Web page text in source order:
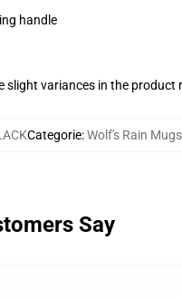
handle
slight variances in the product
Categorie:Wolf's Rain Mugs
Say